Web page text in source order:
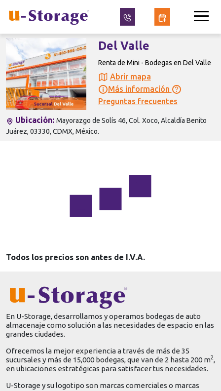
Del Valle
Renta de Mini - Bodegas en Del Valle
Abrir mapa
Más información
Preguntas frecuentes
Ubicación: Mayorazgo de Solís 46, Col. Xoco, Alcaldía Benito
Juárez, 03330, CDMX, México.
Todos los precios son antes de I.V.A.
En U-Storage, desarrollamos y operamos bodegas de auto
almacenaje como solución a las necesidades de espacio en las
grandes ciudades.
Ofrecemos la mejor experiencia a través de más de 35
sucursales y más de 15,000 bodegas, que van de 2 hasta 200 m2,
en ubicaciones estratégicas para satisfacer tus necesidades.
U-Storage y su logotipo son marcas comerciales o marcas